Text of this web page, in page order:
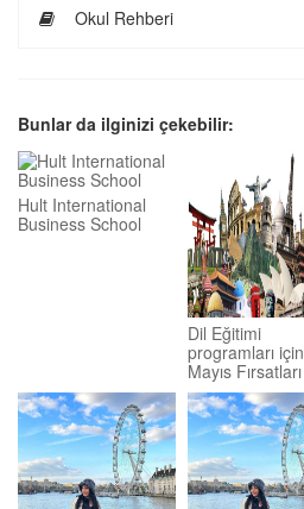
Okul Rehberi
Bunlar da ilginizi çekebilir:
Hult International
Business School
Dil Eğitimi
programları için
Mayıs Fırsatları